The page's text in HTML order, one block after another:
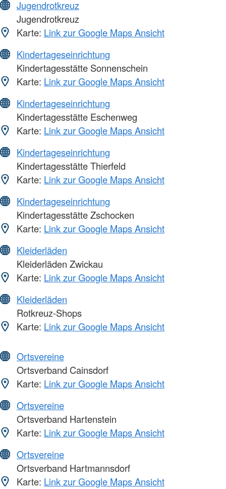
Jugendrotkreuz
Jugendrotkreuz
Karte: Link zur Google Maps Ansicht
Kindertageseinrichtung
Kindertagesstätte Sonnenschein
Karte: Link zur Google Maps Ansicht
Kindertageseinrichtung
Kindertagesstätte Eschenweg
Karte: Link zur Google Maps Ansicht
Kindertageseinrichtung
Kindertagesstätte Thierfeld
Karte: Link zur Google Maps Ansicht
Kindertageseinrichtung
Kindertagesstätte Zschocken
Karte: Link zur Google Maps Ansicht
Kleiderläden
Kleiderläden Zwickau
Karte: Link zur Google Maps Ansicht
Kleiderläden
Rotkreuz-Shops
Karte: Link zur Google Maps Ansicht
Ortsvereine
Ortsverband Cainsdorf
Karte: Link zur Google Maps Ansicht
Ortsvereine
Ortsverband Hartenstein
Karte: Link zur Google Maps Ansicht
Ortsvereine
Ortsverband Hartmannsdorf
Karte: Link zur Google Maps Ansicht